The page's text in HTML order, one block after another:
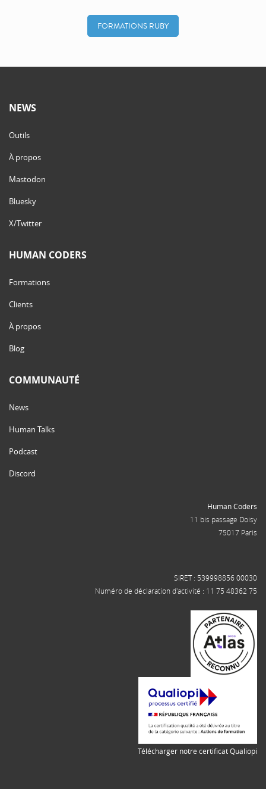
FORMATIONS RUBY
NEWS
Outils
À propos
Mastodon
Bluesky
X/Twitter
HUMAN CODERS
Formations
Clients
À propos
Blog
COMMUNAUTÉ
News
Human Talks
Podcast
Discord
Human Coders
11 bis passage Doisy
75017 Paris
SIRET : 539998856 00030
Numéro de déclaration d'activité : 11 75 48362 75
Télécharger notre certificat Qualiopi